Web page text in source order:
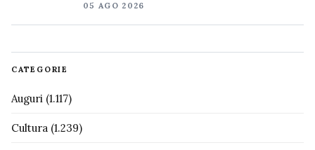
05 AGO 2026
CATEGORIE
Auguri (1.117)
Cultura (1.239)